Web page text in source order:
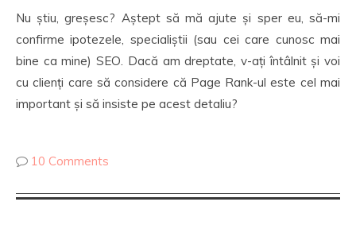
Nu știu, greșesc? Aștept să mă ajute și sper eu, să-mi
confirme ipotezele, specialiștii (sau cei care cunosc mai
bine ca mine) SEO. Dacă am dreptate, v-ați întâlnit și voi
cu clienți care să considere că Page Rank-ul este cel mai
important și să insiste pe acest detaliu?
10 Comments